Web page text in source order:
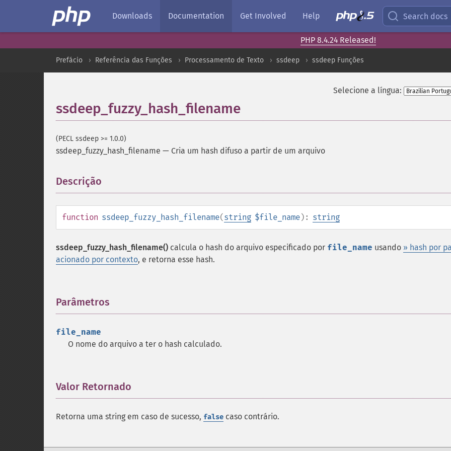
Downloads Documentation Get Involved Help Search docs
PHP 8.4.24 Released!
Prefácio Referência das Funções Processamento de Texto ssdeep ssdeep Funções
Selecione a língua:
ssdeep_fuzzy_hash_filename
(PECL ssdeep >= 1.0.0)
ssdeep_fuzzy_hash_filename — Cria um hash difuso a partir de um arquivo
Descrição
function ssdeep_fuzzy_hash_filename(string $file_name): string
ssdeep_fuzzy_hash_filename() calcula o hash do arquivo especificado por file_name usando » hash por
acionado por contexto, e retorna esse hash.
Parâmetros
file_name
O nome do arquivo a ter o hash calculado.
Valor Retornado
Retorna uma string em caso de sucesso, false caso contrário.